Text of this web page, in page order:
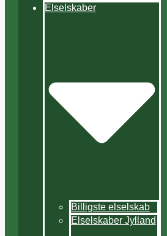
Elselskaber
Billigste elselskab
Elselskaber Jylland